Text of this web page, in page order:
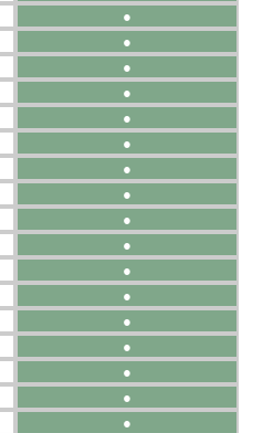
●
●
●
●
●
●
●
●
●
●
●
●
●
●
●
●
●